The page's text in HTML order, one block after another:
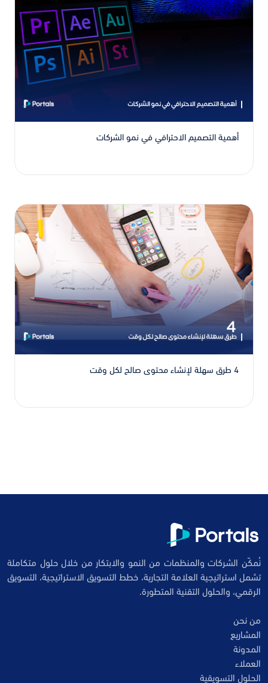
أهمية التصميم الاحترافي في نمو الشركات
4 طرق سهلة لإنشاء محتوى صالح لكل وقت
نُمكّن الشركات والمنظمات من النمو والابتكار من خلال حلول متكاملة
تشمل استراتيجية العلامة التجارية، خطط التسويق الاستراتيجية، التسويق
الرقمي، والحلول التقنية المتطورة.
من نحن
المشاريع
المدونة
العملاء
الحلول التسويقية